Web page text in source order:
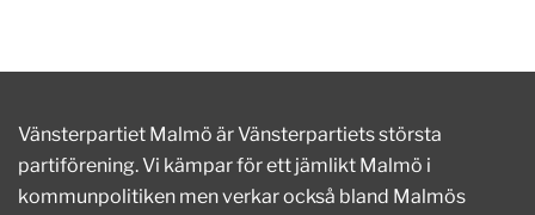
Vänsterpartiet Malmö är Vänsterpartiets största
partiförening. Vi kämpar för ett jämlikt Malmö i
kommunpolitiken men verkar också bland Malmös